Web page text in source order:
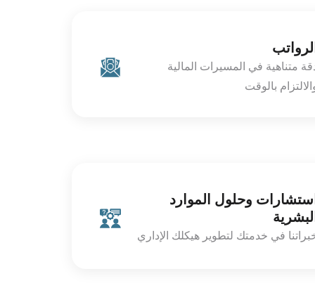
متناهية في المسيرات المالية
بالوقت
وحلول الموارد
في خدمتك لتطوير هيكلك الإداري